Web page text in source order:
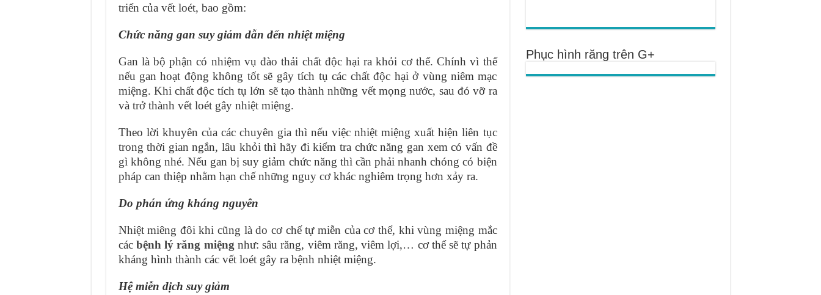
triển của vết loét, bao gồm:
Chức năng gan suy giảm dẫn đến nhiệt miệng
Gan là bộ phận có nhiệm vụ đào thải chất độc hại ra khỏi cơ thể. Chính vì thế
nếu gan hoạt động không tốt sẽ gây tích tụ các chất độc hại ở vùng niêm mạc
miệng. Khi chất độc tích tụ lớn sẽ tạo thành những vết mọng nước, sau đó vỡ ra
và trở thành vết loét gây nhiệt miệng.
Theo lời khuyên của các chuyên gia thì nếu việc nhiệt miệng xuất hiện liên tục
trong thời gian ngắn, lâu khỏi thì hãy đi kiểm tra chức năng gan xem có vấn đề
gì không nhé. Nếu gan bị suy giảm chức năng thì cần phải nhanh chóng có biện
pháp can thiệp nhằm hạn chế những nguy cơ khác nghiêm trọng hơn xảy ra.
Do phán ứng kháng nguyên
Nhiệt miêng đôi khi cũng là do cơ chế tự miễn của cơ thể, khi vùng miệng mắc
các bệnh lý răng miệng như: sâu răng, viêm răng, viêm lợi,… cơ thể sẽ tự phản
kháng hình thành các vết loét gây ra bệnh nhiệt miệng.
Hệ miễn dịch suy giảm
Phục hình răng trên G+